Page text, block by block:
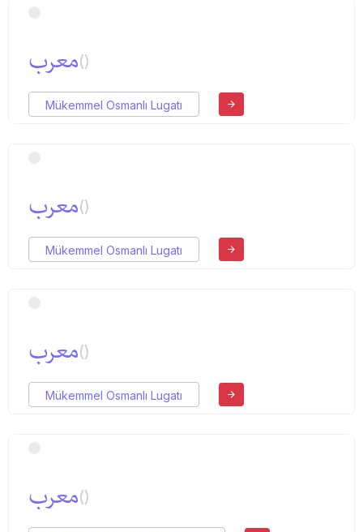
معرب()
Mükemmel Osmanlı Lugatı
معرب()
Mükemmel Osmanlı Lugatı
معرب()
Mükemmel Osmanlı Lugatı
معرب()